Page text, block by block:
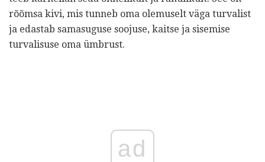
rõõmsa kivi, mis tunneb oma olemuselt väga turvalist
ja edastab samasuguse soojuse, kaitse ja sisemise
turvalisuse oma ümbrust.
ad